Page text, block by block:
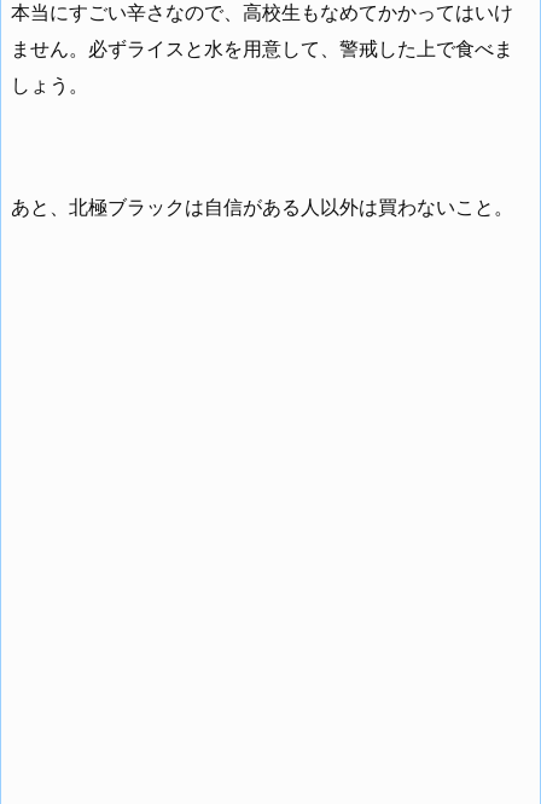
本当にすごい辛さなので、高校生もなめてかかってはいけ
ません。必ずライスと水を用意して、警戒した上で食べま
しょう。
あと、北極ブラックは自信がある人以外は買わないこと。